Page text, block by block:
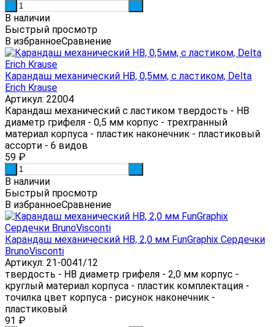
В наличии
Быстрый просмотр
В избранноеСравнение
Карандаш механический HB, 0,5мм, с ластиком, Delta
Erich Krause
Артикул: 22004
Карандаш механический с ластиком твердость - HB
диаметр грифеля - 0,5 мм корпус - трехгранный
материал корпуса - пластик наконечник - пластиковый
ассорти - 6 видов
59 ₽
В наличии
Быстрый просмотр
В избранноеСравнение
Карандаш механический HB, 2,0 мм FunGraphix Сердечки
BrunoVisconti
Артикул: 21-0041/12
твердость - HB диаметр грифеля - 2,0 мм корпус -
круглый материал корпуса - пластик комплектация -
точилка цвет корпуса - рисунок наконечник -
пластиковый
91 ₽